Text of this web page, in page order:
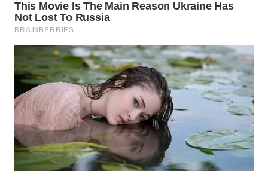
WN
SIMALUNGUN
WN
LABUHANBATU
WN
TAPANULI
TENGAH
WN DELI
SERDANG